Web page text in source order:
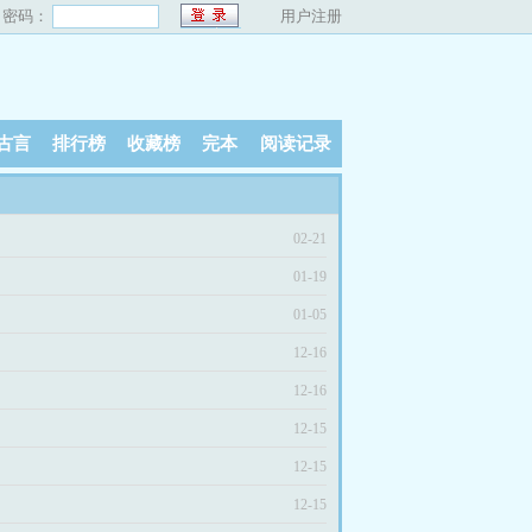
密码： 用户注册
言 排行榜 收藏榜 完本 阅读记录
02-21
01-19
01-05
12-16
12-16
12-15
12-15
12-15